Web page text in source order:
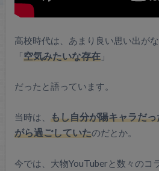
高校時代は、あまり良い思い出が
「空気みたいな存在」
だったと語っています。
当時は、 もし自分が陽キャラだ
がら過ごしていたのだとか。
今では、大物YouTuberと数々のコ